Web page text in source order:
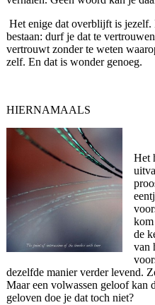
Het enige dat overblijft is
bestaan: durf je dat te
vertrouwt zonder te weten
zelf. En dat is wonder genoeg.
HIERNAMAALS
Het
de
van
dezelfde manier verder levend.
Maar een volwassen geloof kan
geloven doe je dat toch niet?